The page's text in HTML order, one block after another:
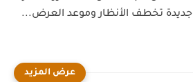
جديدة تخطف الأنظار وموعد العرض...